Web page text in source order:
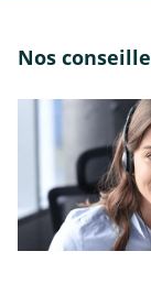
Nos